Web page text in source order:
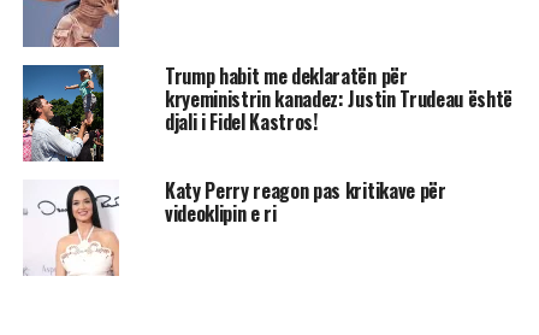
Trump habit me deklaratën për
kryeministrin kanadez: Justin Trudeau është
djali i Fidel Kastros!
Katy Perry reagon pas kritikave për
videoklipin e ri